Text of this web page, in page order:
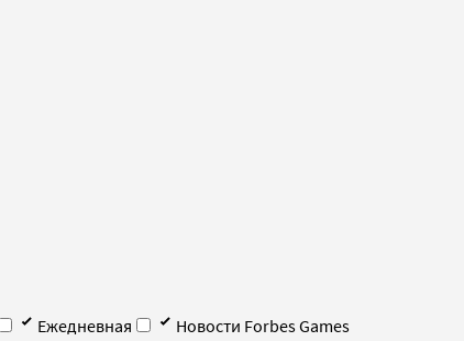
Ежедневная
Новости Forbes Games